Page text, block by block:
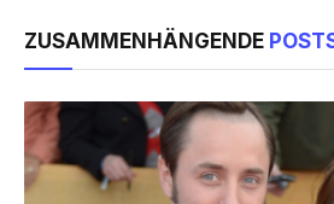
ZUSAMMENHÄNGENDE